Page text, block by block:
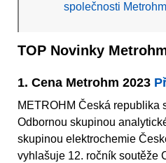
společnosti Metrohm
TOP Novinky
1. Cena Metrohm 2023
METROHM Česká republika
Odbornou skupinou
skupinou elektrochemie
vyhlašuje 12. ročník soutěže